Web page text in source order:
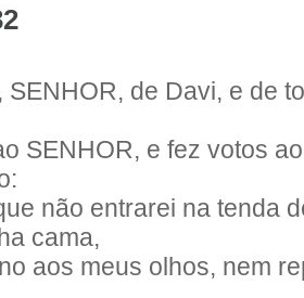
SENHOR, de Davi, e de
SENHOR, e fez votos
não entrarei na tenda
cama,
aos meus olhos, nem